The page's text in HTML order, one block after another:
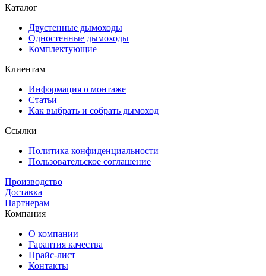
Каталог
Двустенные дымоходы
Одностенные дымоходы
Комплектующие
Клиентам
Информация о монтаже
Статьи
Как выбрать и собрать дымоход
Ссылки
Политика конфиденциальности
Пользовательское соглашение
Производство
Доставка
Партнерам
Компания
О компании
Гарантия качества
Прайс-лист
Контакты